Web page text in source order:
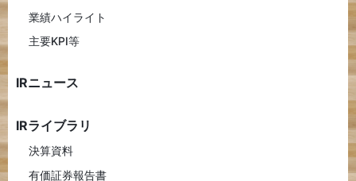
業績ハイライト
主要KPI等
IRニュース
IRライブラリ
決算資料
有価証券報告書